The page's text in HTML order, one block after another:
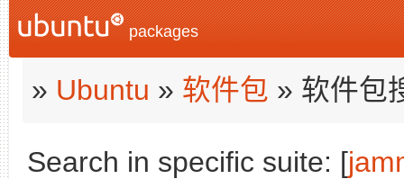
packages
» Ubuntu » 软件包 » 软件包
Search in specific suite: [